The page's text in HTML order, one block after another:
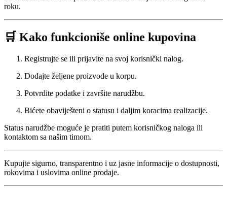
roku.
🛒 Kako funkcioniše online kupovina
Registrujte se ili prijavite na svoj korisnički nalog.
Dodajte željene proizvode u korpu.
Potvrdite podatke i završite narudžbu.
Bićete obaviješteni o statusu i daljim koracima realizacije.
Status narudžbe moguće je pratiti putem korisničkog naloga ili
kontaktom sa našim timom.
Kupujte sigurno, transparentno i uz jasne informacije o dostupnosti,
rokovima i uslovima online prodaje.